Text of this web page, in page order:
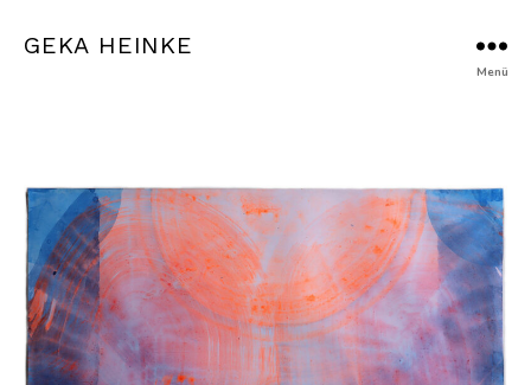
GEKA HEINKE
Menü